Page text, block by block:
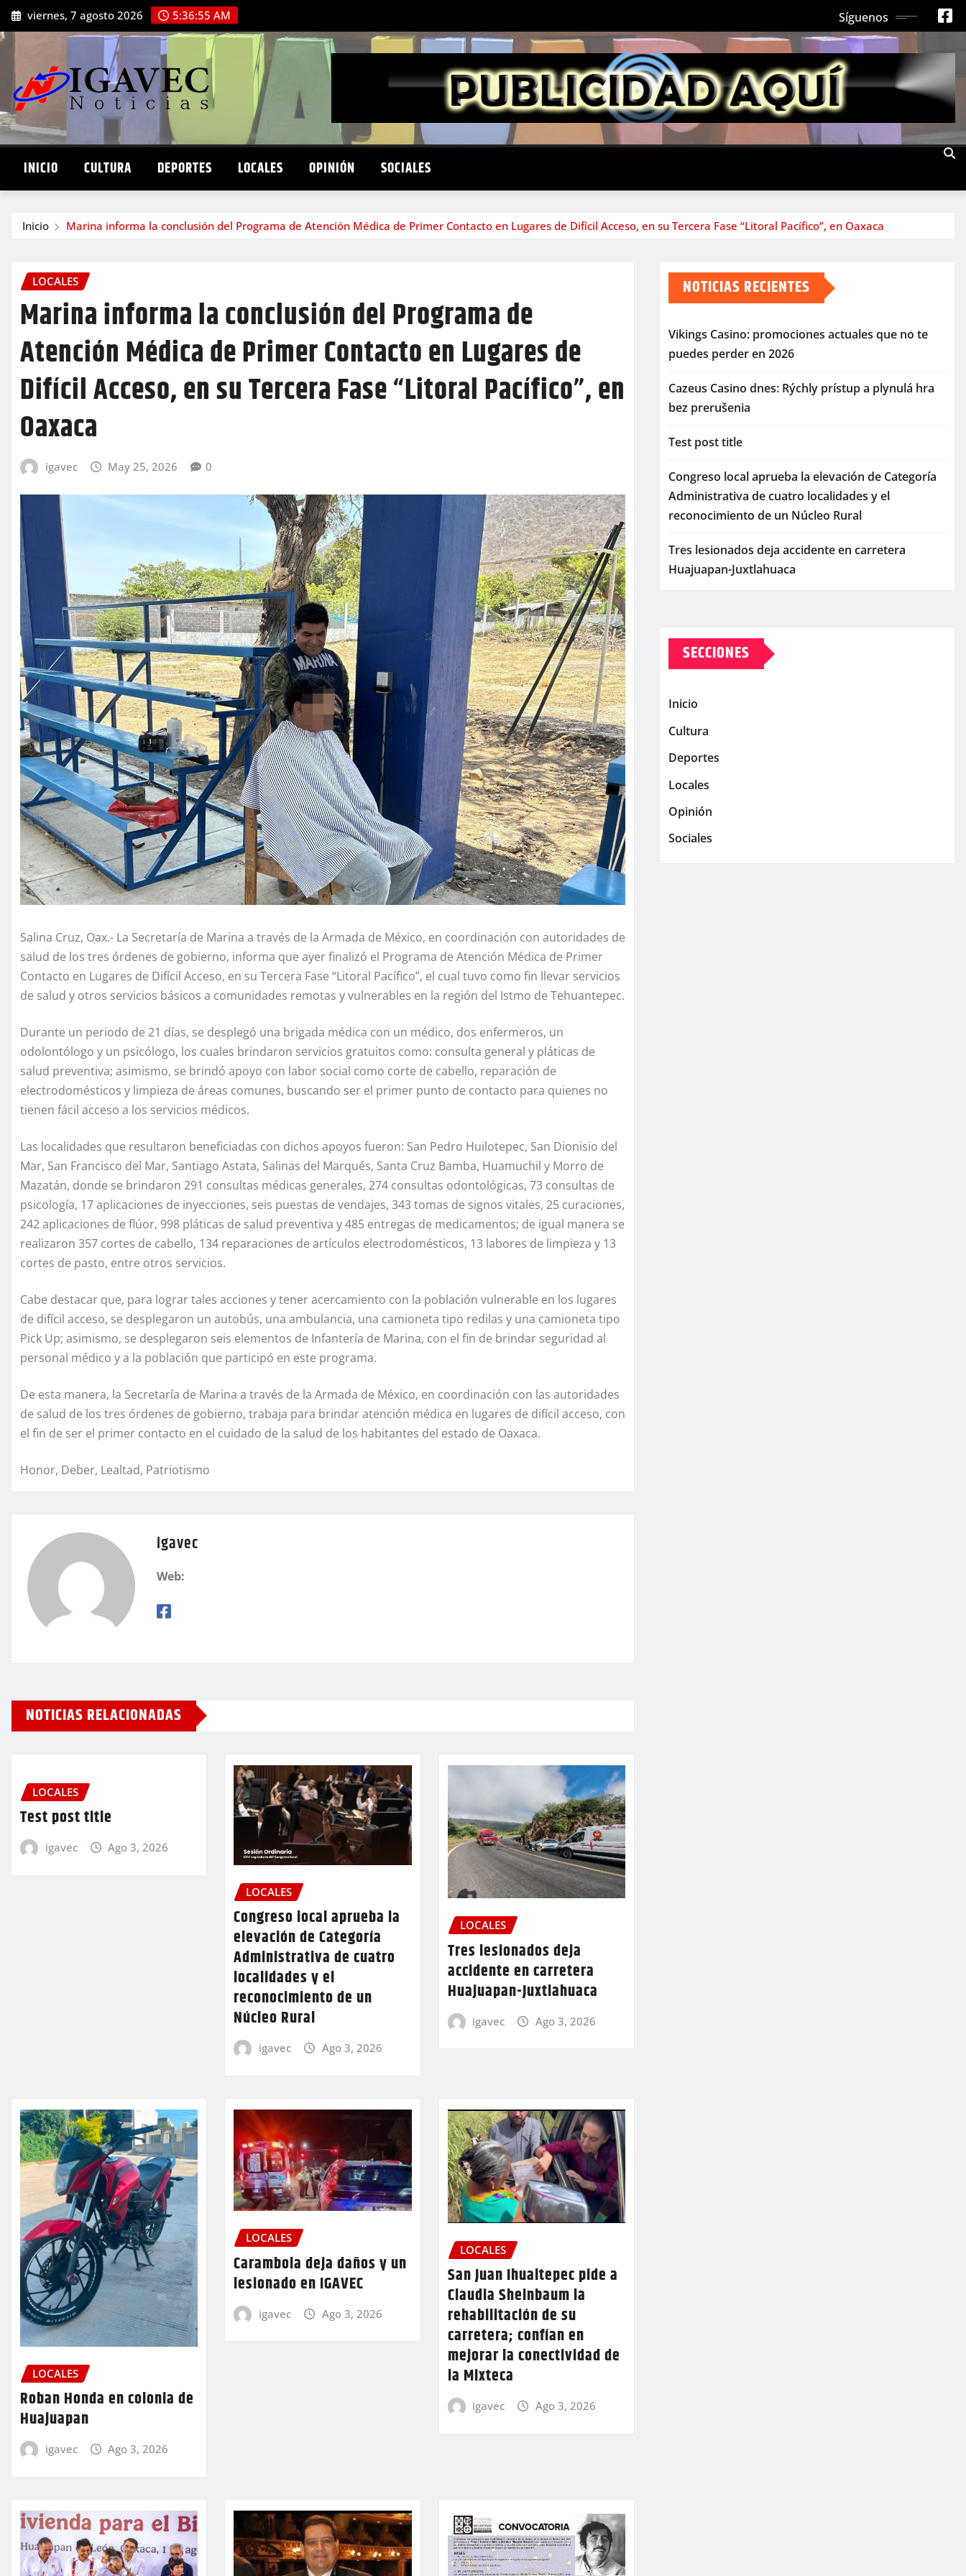
Saltar
al
contenido
viernes, 7 agosto 2026 5:36:56 AM Síguenos
INICIO CULTURA DEPORTES LOCALES OPINIÓN SOCIALES
Inicio Marina informa la conclusión del Programa de Atención Médica de Primer Contacto en Lugares de Difícil Acceso, en su Tercera Fase “Litoral Pacífico”, en Oaxaca
LOCALES
Marina informa la conclusión del Programa de
Atención Médica de Primer Contacto en Lugares de
Difícil Acceso, en su Tercera Fase “Litoral Pacífico”, en
Oaxaca
igavec May 25, 2026 0
Salina Cruz, Oax.- La Secretaría de Marina a través de la Armada de México, en coordinación con autoridades de
salud de los tres órdenes de gobierno, informa que ayer finalizó el Programa de Atención Médica de Primer
Contacto en Lugares de Difícil Acceso, en su Tercera Fase “Litoral Pacífico”, el cual tuvo como fin llevar servicios
de salud y otros servicios básicos a comunidades remotas y vulnerables en la región del Istmo de Tehuantepec.
Durante un periodo de 21 días, se desplegó una brigada médica con un médico, dos enfermeros, un
odolontólogo y un psicólogo, los cuales brindaron servicios gratuitos como: consulta general y pláticas de
salud preventiva; asimismo, se brindó apoyo con labor social como corte de cabello, reparación de
electrodomésticos y limpieza de áreas comunes, buscando ser el primer punto de contacto para quienes no
tienen fácil acceso a los servicios médicos.
Las localidades que resultaron beneficiadas con dichos apoyos fueron: San Pedro Huilotepec, San Dionisio del
Mar, San Francisco del Mar, Santiago Astata, Salinas del Marqués, Santa Cruz Bamba, Huamuchil y Morro de
Mazatán, donde se brindaron 291 consultas médicas generales, 274 consultas odontológicas, 73 consultas de
psicología, 17 aplicaciones de inyecciones, seis puestas de vendajes, 343 tomas de signos vitales, 25 curaciones,
242 aplicaciones de flúor, 998 pláticas de salud preventiva y 485 entregas de medicamentos; de igual manera se
realizaron 357 cortes de cabello, 134 reparaciones de artículos electrodomésticos, 13 labores de limpieza y 13
cortes de pasto, entre otros servicios.
Cabe destacar que, para lograr tales acciones y tener acercamiento con la población vulnerable en los lugares
de difícil acceso, se desplegaron un autobús, una ambulancia, una camioneta tipo redilas y una camioneta tipo
Pick Up; asimismo, se desplegaron seis elementos de Infantería de Marina, con el fin de brindar seguridad al
personal médico y a la población que participó en este programa.
De esta manera, la Secretaría de Marina a través de la Armada de México, en coordinación con las autoridades
de salud de los tres órdenes de gobierno, trabaja para brindar atención médica en lugares de difícil acceso, con
el fin de ser el primer contacto en el cuidado de la salud de los habitantes del estado de Oaxaca.
Honor, Deber, Lealtad, Patriotismo
igavec
Web:
NOTICIAS RELACIONADAS
LOCALES
Test post title
igavec Ago 3, 2026
LOCALES
Congreso local aprueba la
elevación de Categoría
Administrativa de cuatro
localidades y el
reconocimiento de un
Núcleo Rural
igavec Ago 3, 2026
LOCALES
Tres lesionados deja
accidente en carretera
Huajuapan-Juxtlahuaca
igavec Ago 3, 2026
LOCALES
Roban Honda en colonia de
Huajuapan
igavec Ago 3, 2026
LOCALES
Carambola deja daños y un
lesionado en IGAVEC
igavec Ago 3, 2026
LOCALES
San Juan Ihualtepec pide a
Claudia Sheinbaum la
rehabilitación de su
carretera; confían en
mejorar la conectividad de
la Mixteca
igavec Ago 3, 2026
NOTICIAS RECIENTES
Vikings Casino: promociones actuales que no te
puedes perder en 2026
Cazeus Casino dnes: Rýchly prístup a plynulá hra
bez prerušenia
Test post title
Congreso local aprueba la elevación de Categoría
Administrativa de cuatro localidades y el
reconocimiento de un Núcleo Rural
Tres lesionados deja accidente en carretera
Huajuapan-Juxtlahuaca
SECCIONES
Inicio
Cultura
Deportes
Locales
Opinión
Sociales